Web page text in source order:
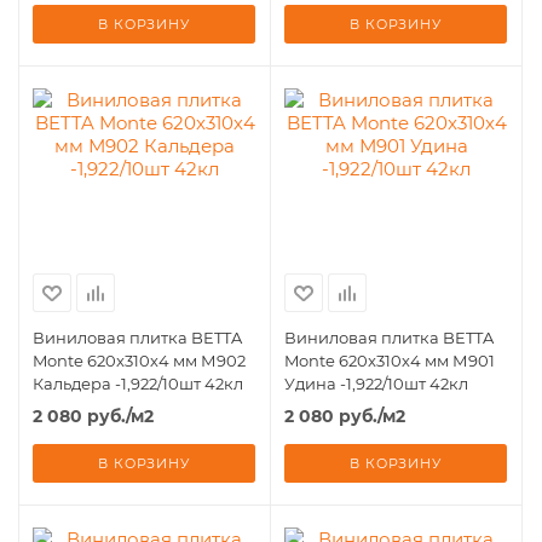
В КОРЗИНУ В КОРЗИНУ
Виниловая плитка BETTA
Monte 620x310х4 мм М902
Кальдера -1,922/10шт 42кл
2 080 руб./м2
В КОРЗИНУ
Виниловая плитка BETTA
Monte 620x310х4 мм М901
Удина -1,922/10шт 42кл
2 080 руб./м2
В КОРЗИНУ